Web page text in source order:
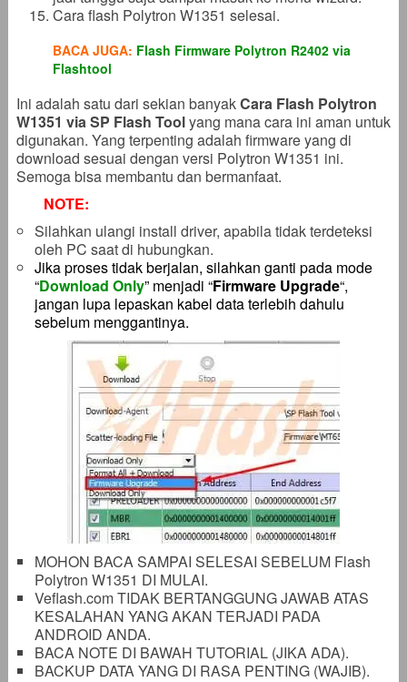
Cara flash Polytron W1351 selesai.
BACA JUGA: Flash Firmware Polytron R2402 via
Flashtool
Ini adalah satu dari sekian banyakCara Flash Polytron
W1351 via SP Flash Toolyang mana cara ini aman untuk
digunakan. Yang terpenting adalah firmware yang di
download sesuai dengan versi Polytron W1351 ini.
Semoga bisa membantu dan bermanfaat.
NOTE:
Silahkan ulangi install driver, apabila tidak terdeteksi
oleh PC saat di hubungkan.
Jika proses tidak berjalan, silahkan ganti pada mode
“Download Only” menjadi “Firmware Upgrade“,
jangan lupa lepaskan kabel data terlebih dahulu
sebelum menggantinya.
MOHON BACA SAMPAI SELESAI SEBELUM Flash
Polytron W1351 DI MULAI.
Veflash.com TIDAK BERTANGGUNG JAWAB ATAS
KESALAHAN YANG AKAN TERJADI PADA
ANDROID ANDA.
BACA NOTE DI BAWAH TUTORIAL (JIKA ADA).
BACKUP DATA YANG DI RASA PENTING (WAJIB).